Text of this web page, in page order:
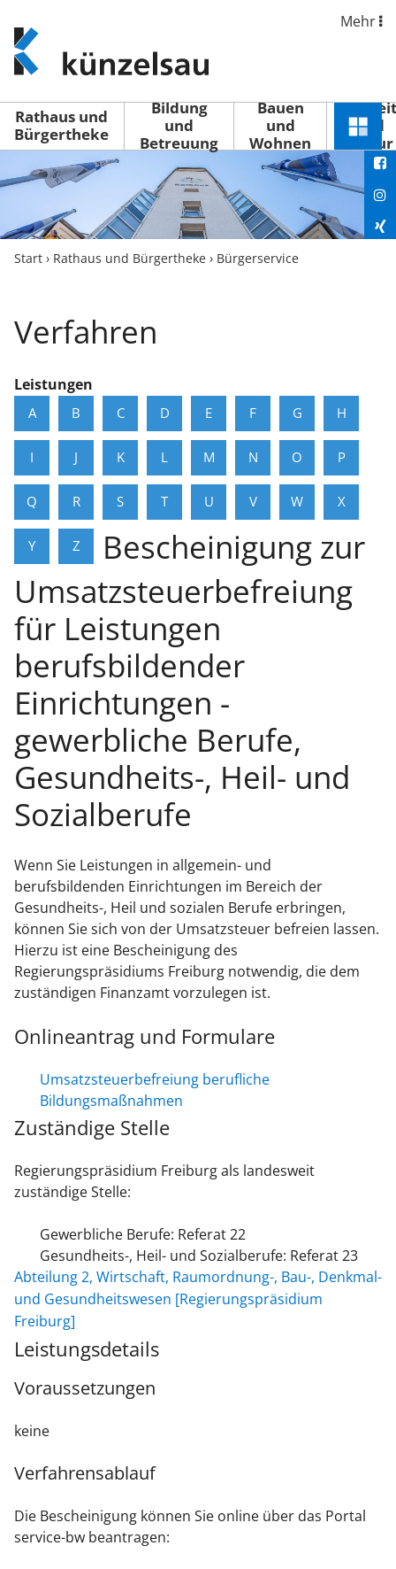
www.kuenzelsau.de
(zur
Startseite)
Mehr
Rathaus und
Bürgertheke
Bildung
und
Betreuung
Bauen
und
Wohnen
Freizeit
und
Kultur
Menü
Start › Rathaus und Bürgertheke › Bürgerservice
Verfahren
Leistungen
A B C D E F G H
I J K L M N O P
Q R S T U V W X
Y Z
Bescheinigung zur
Umsatzsteuerbefreiung
für Leistungen
berufsbildender
Einrichtungen -
gewerbliche Berufe,
Gesundheits-, Heil- und
Sozialberufe
Wenn Sie Leistungen in allgemein- und
berufsbildenden Einrichtungen im Bereich der
Gesundheits-, Heil und sozialen Berufe erbringen,
können Sie sich von der Umsatzsteuer befreien lassen.
Hierzu ist eine Bescheinigung des
Regierungspräsidiums Freiburg notwendig, die dem
zuständigen Finanzamt vorzulegen ist.
Onlineantrag und Formulare
Umsatzsteuerbefreiung berufliche
Bildungsmaßnahmen
Zuständige Stelle
Regierungspräsidium Freiburg als landesweit
zuständige Stelle:
Gewerbliche Berufe: Referat 22
Gesundheits-, Heil- und Sozialberufe: Referat 23
Abteilung 2, Wirtschaft, Raumordnung-, Bau-, Denkmal-
und Gesundheitswesen [Regierungspräsidium
Freiburg]
Leistungsdetails
Voraussetzungen
keine
Verfahrensablauf
Die Bescheinigung können Sie online über das Portal
service-bw beantragen: